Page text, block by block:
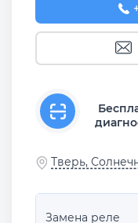
Тверь,
Замена реле